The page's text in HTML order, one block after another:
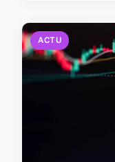
ACTU